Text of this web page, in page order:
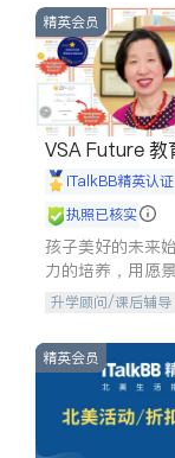
精英会员
VSA Future 教
iTalkBB精英认证
执照已核实
孩子美好的未来
力的培养，用愿
的学习潜力和动
拥有成长型心态
石。
升学顾问/课后辅导
精英会员